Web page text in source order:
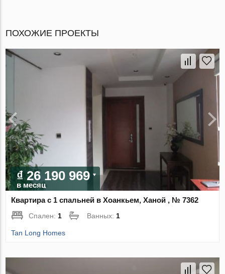
ПОХОЖИЕ ПРОЕКТЫ
₫ 26 190 969
в месяц
Квартира с 1 спальней в Хоанкьем, Ханой , № 7362
Спален:1 Ванных:1
Tan Long Homes